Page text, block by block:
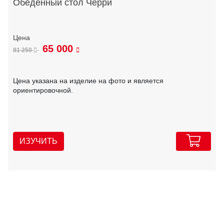
Обеденный стол Черри
81 250 65 000
Цена указана на изделие на фото и является
ориентировочной.
ИЗУЧИТЬ